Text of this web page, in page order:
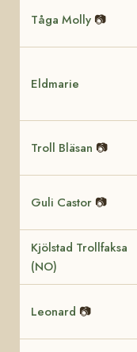
Tåga Molly 📷
Eldmarie
Troll Bläsan 📷
Guli Castor 📷
Kjölstad Trollfaksa
(NO)
Leonard 📷